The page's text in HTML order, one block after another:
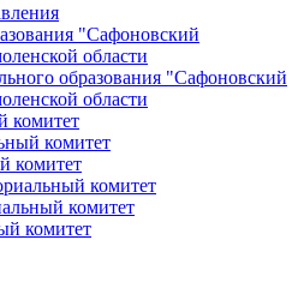
"Сафоновский
области
образования "Сафоновский
области
комитет
комитет
комитет
комитет
комитет
комитет